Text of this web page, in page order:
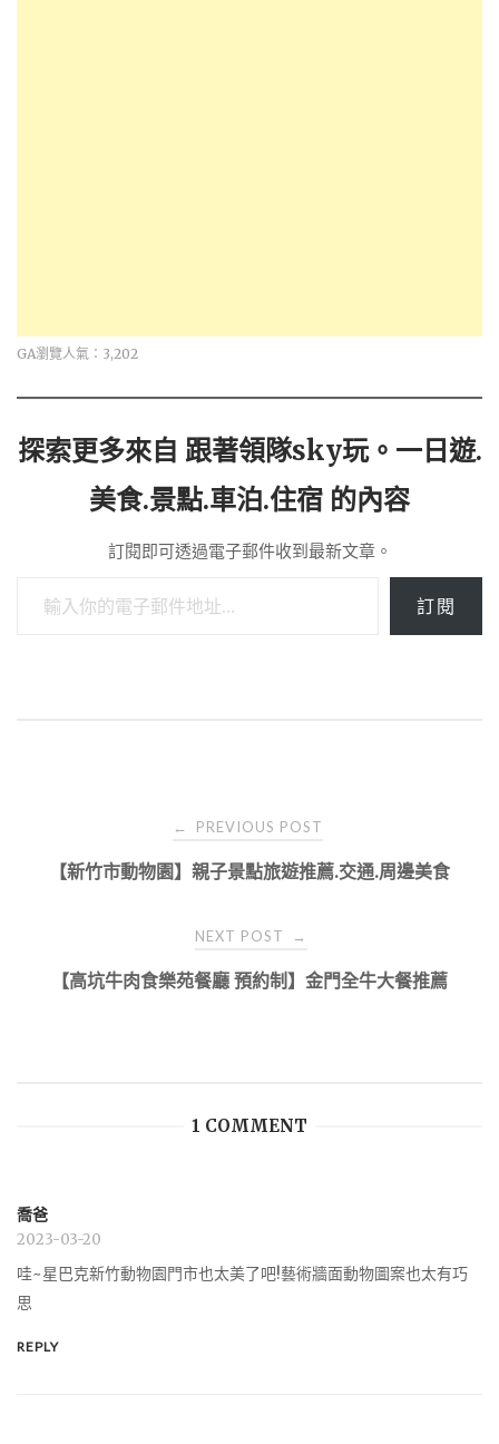
GA瀏覽人氣：3,202
探索更多來自 跟著領隊sky玩。一日遊.
美食.景點.車泊.住宿 的內容
訂閱即可透過電子郵件收到最新文章。
訂閱
navigation
← PREVIOUS POST
【新竹市動物園】親子景點旅遊推薦.交通.周邊美食
NEXT POST →
【高坑牛肉食樂苑餐廳 預約制】金門全牛大餐推薦
1 COMMENT
喬爸
2023-03-20
哇~星巴克新竹動物園門市也太美了吧!藝術牆面動物圖案也太有巧
思
REPLY